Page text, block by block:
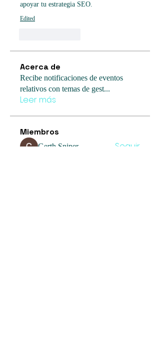
apoyar tu estrategia SEO.
Edited
Acerca de
Recibe notificaciones de eventos
relativos con temas de gest...
Leer más
Miembros
Gerth Sniper Seguir